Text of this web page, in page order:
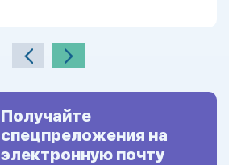
Получайте
спецпреложения на
электронную почту